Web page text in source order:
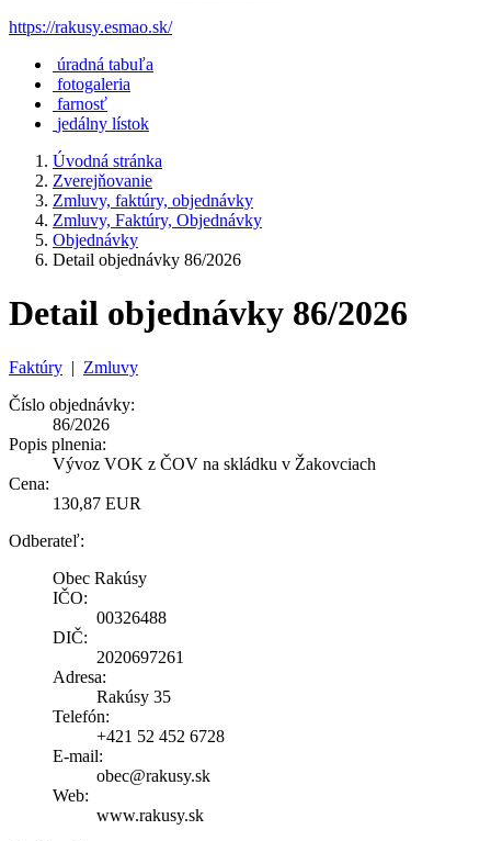
https://rakusy.esmao.sk/
úradná tabuľa
fotogaleria
farnosť
jedálny lístok
Úvodná stránka
Zverejňovanie
Zmluvy, faktúry, objednávky
Zmluvy, Faktúry, Objednávky
Objednávky
Detail objednávky 86/2026
Detail objednávky 86/2026
Faktúry | Zmluvy
Číslo objednávky:
86/2026
Popis plnenia:
Vývoz VOK z ČOV na skládku v Žakovciach
Cena:
130,87 EUR
Odberateľ:
Obec Rakúsy
IČO:
00326488
DIČ:
2020697261
Adresa:
Rakúsy 35
Telefón:
+421 52 452 6728
E-mail:
obec@rakusy.sk
Web:
www.rakusy.sk